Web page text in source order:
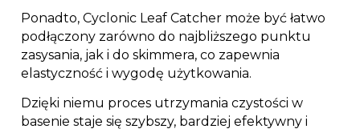
Ponadto, Cyclonic Leaf Catcher może być łatwo
podłączony zarówno do najbliższego punktu
zasysania, jak i do skimmera, co zapewnia
elastyczność i wygodę użytkowania.
Dzięki niemu proces utrzymania czystości w
basenie staje się szybszy, bardziej efektywny i